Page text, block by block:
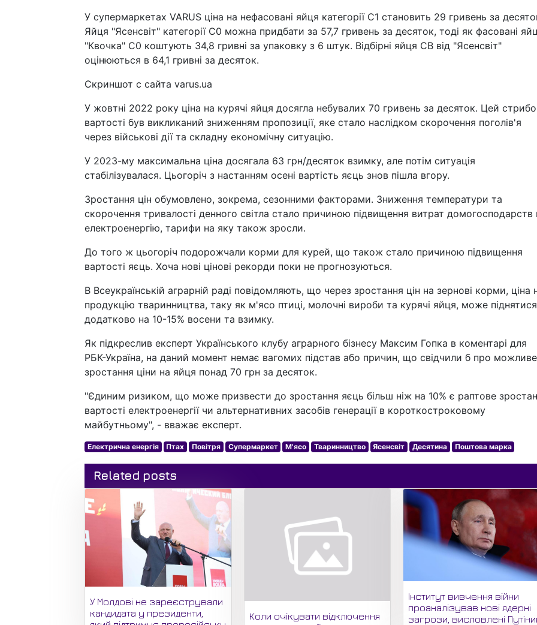
У супермаркетах VARUS ціна на нефасовані яйця категорії С1 становить 29 гривень за
Яйця "Ясенсвіт" категорії С0 можна придбати за 57,7 гривень за десяток, тоді як фасовані
"Квочка" С0 коштують 34,8 гривні за упаковку з 6 штук. Відбірні яйця СВ від "Ясенсвіт"
оцінюються в 64,1 гривні за десяток.
Скриншот с сайта varus.ua
У жовтні 2022 року ціна на курячі яйця досягла небувалих 70 гривень за десяток. Цей
вартості був викликаний зниженням пропозиції, яке стало наслідком скорочення поголів'я
через військові дії та складну економічну ситуацію.
У 2023-му максимальна ціна досягала 63 грн/десяток взимку, але потім ситуація
стабілізувалася. Цьогоріч з настанням осені вартість яєць знов пішла вгору.
Зростання цін обумовлено, зокрема, сезонними факторами. Зниження температури та
скорочення тривалості денного світла стало причиною підвищення витрат домогосподарств
електроенергію, тарифи на яку також зросли.
До того ж цьогоріч подорожчали корми для курей, що також стало причиною підвищення
вартості яєць. Хоча нові цінові рекорди поки не прогнозуються.
В Всеукраїнській аграрній раді повідомляють, що через зростання цін на зернові корми, ціна
продукцію тваринництва, таку як м'ясо птиці, молочні вироби та курячі яйця, може піднятися
додатково на 10-15% восени та взимку.
Як підкреслив експерт Українського клубу аграрного бізнесу Максим Гопка в коментарі для
РБК-Україна, на даний момент немає вагомих підстав або причин, що свідчили б про можливе
зростання ціни на яйця понад 70 грн за десяток.
"Єдиним ризиком, що може призвести до зростання яєць більш ніж на 10% є раптове
вартості електроенергії чи альтернативних засобів генерації в короткостроковому
майбутньому", - вважає експерт.
Електрична енергія Птах Повітря Супермаркет М'ясо Тваринництво Ясенсвіт Десятина Поштова марка
Related posts
У Молдові не зареєстрували
кандидата у президенти,
Коли очікувати відключення
Інститут вивчення війни
проаналізував нові ядерні
загрози, висловлені